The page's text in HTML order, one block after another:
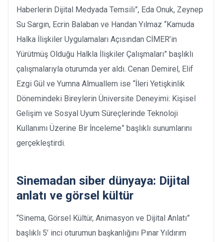
Haberlerin Dijital Medyada Temsili”, Eda Onuk, Zeynep
Su Sargın, Ecrin Balaban ve Handan Yılmaz “Kamuda
Halka İlişkiler Uygulamaları Açısından CİMER’in
Yürütmüş Olduğu Halkla İlişkiler Çalışmaları” başlıklı
çalışmalarıyla oturumda yer aldı. Cenan Demirel, Elif
Ezgi Gül ve Yumna Almuallem ise “İleri Yetişkinlik
Dönemindeki Bireylerin Üniversite Deneyimi: Kişisel
Gelişim ve Sosyal Uyum Süreçlerinde Teknoloji
Kullanımı Üzerine Bir İnceleme” başlıklı sunumlarını
gerçekleştirdi.
Sinemadan siber dünyaya: Dijital
anlatı ve görsel kültür
“Sinema, Görsel Kültür, Animasyon ve Dijital Anlatı”
başlıklı 5’ inci oturumun başkanlığını Pınar Yıldırım